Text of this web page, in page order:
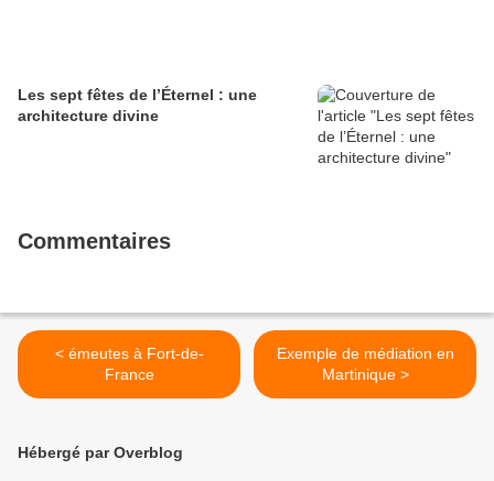
Les sept fêtes de l’Éternel : une
architecture divine
Commentaires
< émeutes à Fort-de-
France
Exemple de médiation en
Martinique >
Hébergé par Overblog